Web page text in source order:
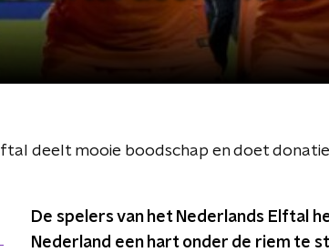
deelt mooie boodschap en doet donatie
De spelers van het Nederlands Elftal
Nederland een hart onder de riem te